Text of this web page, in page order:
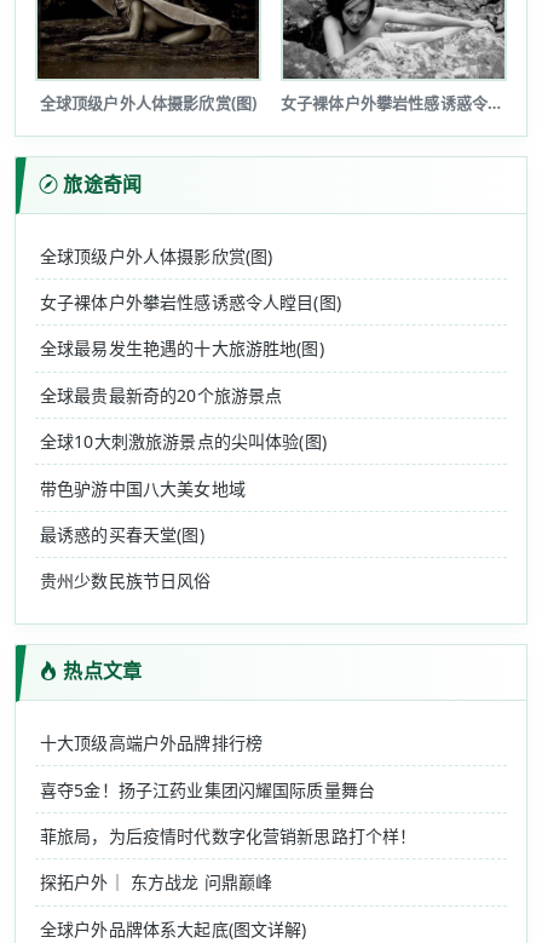
全球顶级户外人体摄影欣赏(图) 女子裸体户外攀岩性感诱惑令人瞠目(图...
旅途奇闻
全球顶级户外人体摄影欣赏(图)
女子裸体户外攀岩性感诱惑令人瞠目(图)
全球最易发生艳遇的十大旅游胜地(图)
全球最贵最新奇的20个旅游景点
全球10大刺激旅游景点的尖叫体验(图)
带色驴游中国八大美女地域
最诱惑的买春天堂(图)
贵州少数民族节日风俗
热点文章
十大顶级高端户外品牌排行榜
喜夺5金！扬子江药业集团闪耀国际质量舞台
菲旅局，为后疫情时代数字化营销新思路打个样！
探拓户外｜ 东方战龙 问鼎巅峰
全球户外品牌体系大起底(图文详解)